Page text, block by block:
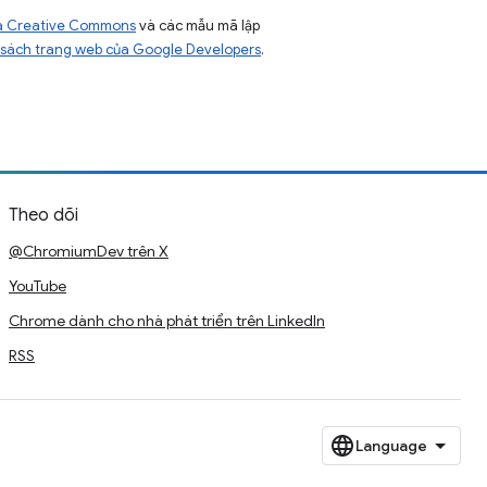
Creative Commonsvà các mẫu mã lập
trang web của Google Developers.
Theo dõi
@ChromiumDev trên X
YouTube
Chrome dành cho nhà phát triển trên LinkedIn
RSS